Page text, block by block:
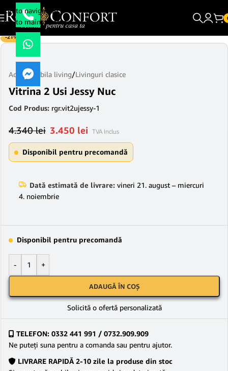
Skip to navigation
Skip to main content
-21%
Acasă/Mobila living/Livinguri clasice
Vitrina 2 Usi Jessy Nuc
Cod Produs: rgr.vit2ujessy-1
4.340lei 3.450 lei TVA Inclus
Disponibil pentru precomandă
Dată estimată de livrare: vineri 21. august – miercuri
4. noiembrie
Disponibil pentru precomandă
- +
ADAUGĂ ÎN COȘ
Solicită o ofertă personalizată
TELEFON: 0332 441 991 / 0732.909.909
Ne puteţi suna pentru a comanda sau pentru ajutor.
LIVRARE RAPIDĂ 2-10 zile la produse din stoc